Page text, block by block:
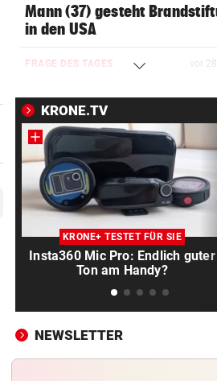
Mann (37) gesteht
in den USA
FRAGE DES TAGES vor
Unterstützung vom Staat?
TRAGISCHER UNFALL vor
Kleinkind bei Sturz aus
schwer verletzt
APPELL IM LUXUS-HOTEL vor
Bayern mahnt Konkurrenz:
kann es nicht sein!“
Filmreife Rückkehr des
„Weltmeister-Sprosses“
GEGEN WATTENS vor
KRONE.TV
KRONE+ TESTET FÜR SIE
Insta360 Mic Pro: Endlich guter
Ton am Handy?
NEWSLETTER